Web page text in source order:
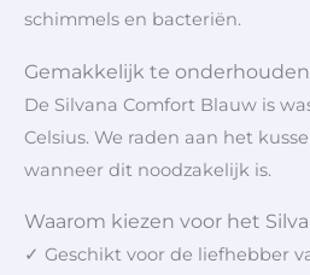
schimmels en bacteriën.
Gemakkelijk te onderhouden
De Silvana Comfort Blauw is
Celsius. We raden aan het
wanneer dit noodzakelijk is.
Waarom kiezen voor het
✓ Geschikt voor de liefhebber